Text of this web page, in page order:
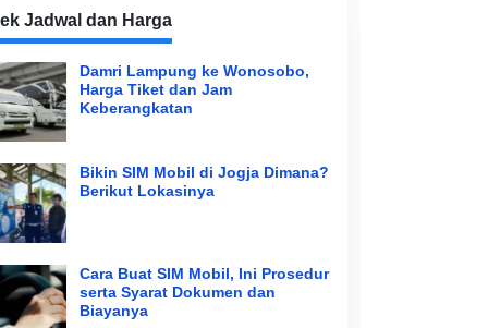
Jadwal dan Harga
Damri Lampung ke Wonosobo,
Harga Tiket dan Jam
Keberangkatan
Bikin SIM Mobil di Jogja Dimana?
Berikut Lokasinya
Cara Buat SIM Mobil, Ini Prosedur
serta Syarat Dokumen dan
Biayanya